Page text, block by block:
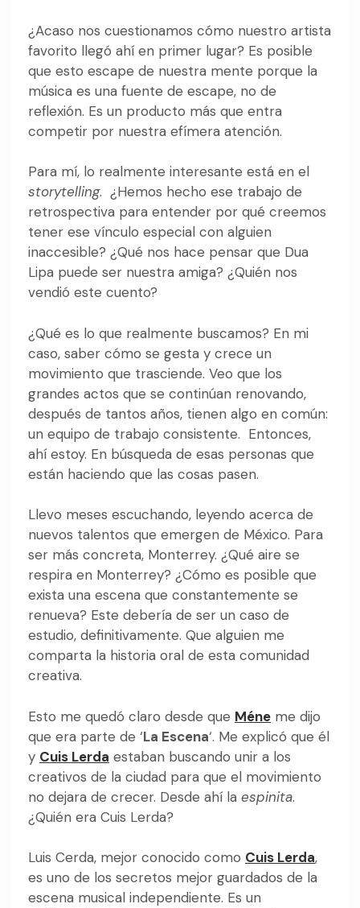
¿Acaso nos cuestionamos cómo nuestro artista
favorito llegó ahí en primer lugar? Es posible
que esto escape de nuestra mente porque la
música es una fuente de escape, no de
reflexión. Es un producto más que entra
competir por nuestra efímera atención.
Para mí, lo realmente interesante está en el
storytelling. ¿Hemos hecho ese trabajo de
retrospectiva para entender por qué creemos
tener ese vínculo especial con alguien
inaccesible? ¿Qué nos hace pensar que Dua
Lipa puede ser nuestra amiga? ¿Quién nos
vendió este cuento?
¿Qué es lo que realmente buscamos? En mi
caso, saber cómo se gesta y crece un
movimiento que trasciende. Veo que los
grandes actos que se continúan renovando,
después de tantos años, tienen algo en común:
un equipo de trabajo consistente. Entonces,
ahí estoy. En búsqueda de esas personas que
están haciendo que las cosas pasen.
Llevo meses escuchando, leyendo acerca de
nuevos talentos que emergen de México. Para
ser más concreta, Monterrey. ¿Qué aire se
respira en Monterrey? ¿Cómo es posible que
exista una escena que constantemente se
renueva? Este debería de ser un caso de
estudio, definitivamente. Que alguien me
comparta la historia oral de esta comunidad
creativa.
Esto me quedó claro desde que Méne me dijo
que era parte de ‘La Escena‘. Me explicó que él
y Cuis Lerda estaban buscando unir a los
creativos de la ciudad para que el movimiento
no dejara de crecer. Desde ahí la espinita.
¿Quién era Cuis Lerda?
Luis Cerda, mejor conocido como Cuis Lerda,
es uno de los secretos mejor guardados de la
escena musical independiente. Es un